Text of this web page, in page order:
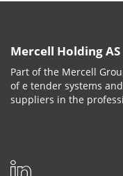
Mercell Holding AS
Part of the Mercell
of e tender systems
suppliers in the